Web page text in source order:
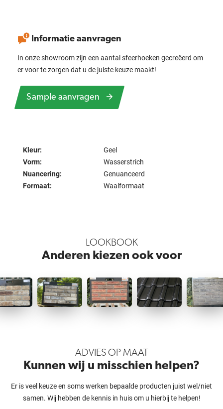
Informatie aanvragen
In onze showroom zijn een aantal sfeerhoeken gecreëerd om
er voor te zorgen dat u de juiste keuze maakt!
Sample aanvragen
Kleur:
Geel
Vorm:
Wasserstrich
Nuancering:
Genuanceerd
Formaat:
Waalformaat
LOOKBOOK
Anderen kiezen ook voor
ADVIES OP MAAT
Kunnen wij u misschien helpen?
Er is veel keuze en soms werken bepaalde producten juist wel/niet
samen. Wij hebben de kennis in huis om u hierbij te helpen!